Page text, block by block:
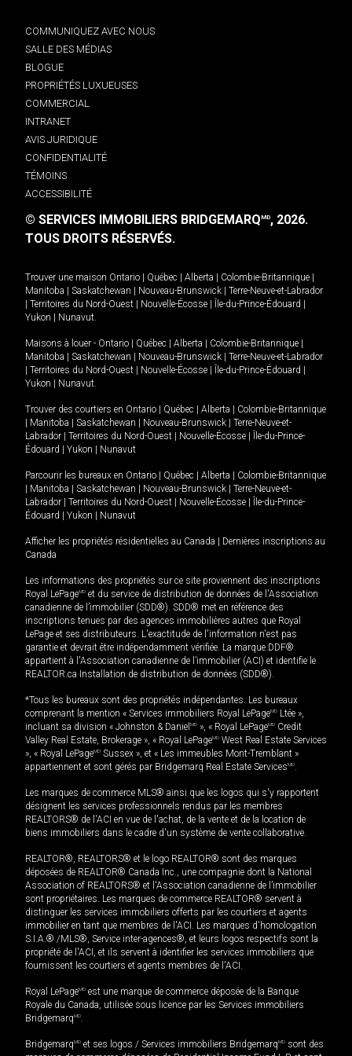
COMMUNIQUEZ AVEC NOUS
SALLE DES MÉDIAS
BLOGUE
PROPRIÉTÉS LUXUEUSES
COMMERCIAL
INTRANET
AVIS JURIDIQUE
CONFIDENTIALITÉ
TÉMOINS
ACCESSIBILITÉ
© SERVICES IMMOBILIERS BRIDGEMARQMD, 2026.
TOUS DROITS RÉSERVÉS.
Trouver une maison Ontario Québec Alberta Colombie-Britannique
Manitoba
Saskatchewan Nouveau-Brunswick
Terre-Neuve-et-Labrador
Territoires du Nord-Ouest Nouvelle-Écosse Île-du-Prince-Édouard
Yukon
Nunavut.
Maisons à louer - Ontario Québec Alberta Colombie-Britannique
Manitoba
Saskatchewan Nouveau-Brunswick
Terre-Neuve-et-Labrador
Territoires du Nord-Ouest Nouvelle-Écosse Île-du-Prince-Édouard
Yukon
Nunavut.
Trouver des courtiers en Ontario Québec Alberta
Colombie-Britannique
Manitoba Saskatchewan Nouveau-Brunswick
Terre-Neuve-et-
Labrador
Territoires du Nord-Ouest Nouvelle-Écosse
Île-du-Prince-
Édouard
Yukon Nunavut
Parcourir les bureaux en Ontario Québec Alberta
Colombie-Britannique
Manitoba Saskatchewan Nouveau-Brunswick
Terre-Neuve-et-
Labrador
Territoires du Nord-Ouest Nouvelle-Écosse
Île-du-Prince-
Édouard
Yukon Nunavut
Afficher les propriétés résidentielles au Canada
Dernières inscriptions au
Canada
Les informations des propriétés sur ce site proviennent des inscriptions
Royal LePageMD et du service de distribution de données de l'Association
canadienne de l’immobilier (SDD®). SDD® met en référence des
inscriptions tenues par des agences immobilières autres que Royal
LePage et ses distributeurs. L'exactitude de l'information n'est pas
garantie et devrait être indépendamment vérifiée. La marque DDF®
appartient à l'Association canadienne de l’immobilier (ACI) et identifie le
REALTOR.ca Installation de distribution de données (SDD®).
*Tous les bureaux sont des propriétés indépendantes. Les bureaux
comprenant la mention « Services immobiliers Royal LePageMD Ltée »,
incluant sa division « Johnston & Daniel MD », « Royal LePageMD Credit
Valley Real Estate, Brokerage », « Royal LePageMD West Real Estate Services
», « Royal LePageMD Sussex », et « Les immeubles Mont-Tremblant »
appartiennent et sont gérés par Bridgemarq Real Estate ServicesMD.
Les marques de commerce MLS® ainsi que les logos qui s'y rapportent
désignent les services professionnels rendus par les membres
REALTORS® de l'ACI en vue de l'achat, de la vente et de la location de
biens immobiliers dans le cadre d'un système de vente collaborative.
REALTOR®, REALTORS® et le logo REALTOR® sont des marques
déposées de REALTOR® Canada Inc., une compagnie dont la National
Association of REALTORS® et l'Association canadienne de l’immobilier
sont propriétaires. Les marques de commerce REALTOR® servent à
distinguer les services immobiliers offerts par les courtiers et agents
immobilier en tant que membres de l'ACI. Les marques d'homologation
S.I.A.® /MLS®, Service inter-agences®, et leurs logos respectifs sont la
propriété de l'ACI, et ils servent à identifier les services immobiliers que
fournissent les courtiers et agents membres de l'ACI.
Royal LePageMD est une marque de commerce déposée de la Banque
Royale du Canada, utilisée sous licence par les Services immobiliers
BridgemarqMD.
BridgemarqMD et ses logos / Services immobiliers BridgemarqMD sont des